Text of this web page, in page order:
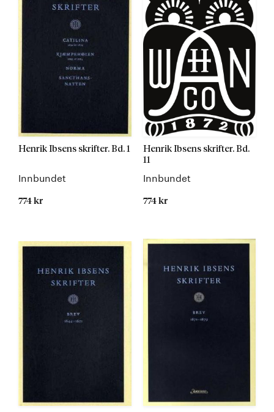
Henrik Ibsens skrifter. Bd. 1
Innbundet
774 kr
Henrik Ibsens skrifter. Bd.
11
Innbundet
774 kr